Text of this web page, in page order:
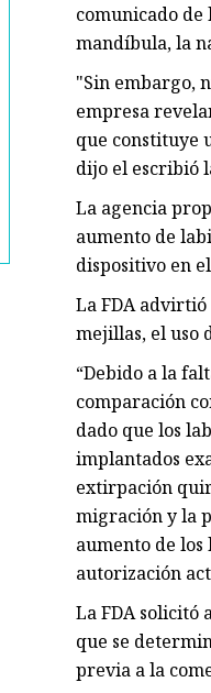
comunicado
mandíbula, la
"Sin embargo,
empresa
que constituye
dijo el escribió
La agencia
aumento de
dispositivo en
La FDA
mejillas, el uso
“Debido a la
comparación
dado que los
implantados
extirpación
migración y la
aumento de
autorización
La FDA solicitó
que se
previa a la